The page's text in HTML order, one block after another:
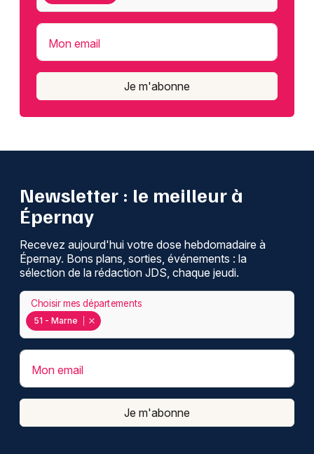
Mon email
Je m'abonne
Newsletter : le meilleur à
Épernay
Recevez aujourd'hui votre dose hebdomadaire à
Épernay. Bons plans, sorties, événements : la
sélection de la rédaction JDS, chaque jeudi.
51 - Marne
Choisir mes départements
Mon email
Je m'abonne